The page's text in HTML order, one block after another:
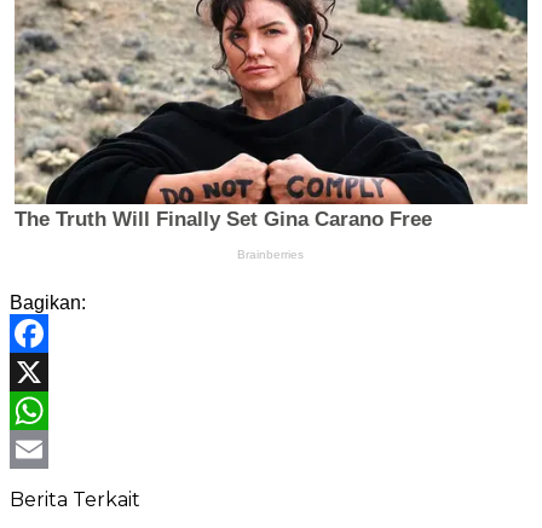
Bagikan:
Facebook
X
WhatsApp
Email
Berita Terkait